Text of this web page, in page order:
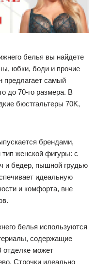
белья вы найдете
юбки, боди и прочие
предлагает самый
до 70-го размера. В
бюстгальтеры 70K,
брендами,
женской фигуры: с
и бедер, пышной грудью
идеальную
и комфорта, вне
белья используются
содержащие
отделке может
Строчки идеально